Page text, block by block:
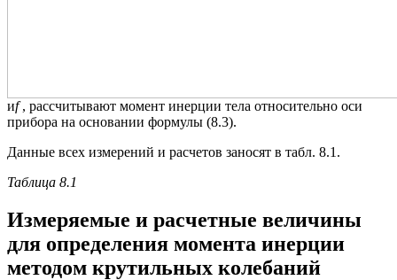
иf, рассчитывают момент инерции тела относительно оси
прибора на основании формулы (8.3).
Данные всех измерений и расчетов заносят в табл. 8.1.
Таблица 8.1
Измеряемые и расчетные величины
для определения момента инерции
методом крутильных колебаний